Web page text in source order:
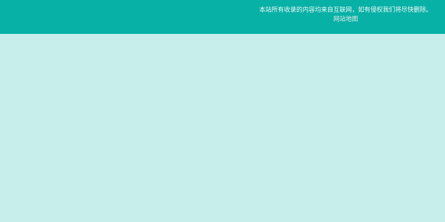
本站所有收录的内容均来自互联网，如有侵权我们将尽快删除。
网站地图